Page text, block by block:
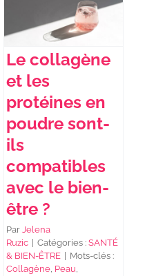
Le collagène
et les
protéines en
poudre sont-
ils
compatibles
avec le bien-
être ?
ParJelena
Ruzic
Catégories :SANTÉ
& BIEN-ÊTRE
Mots-clés :
Collagène, Peau,